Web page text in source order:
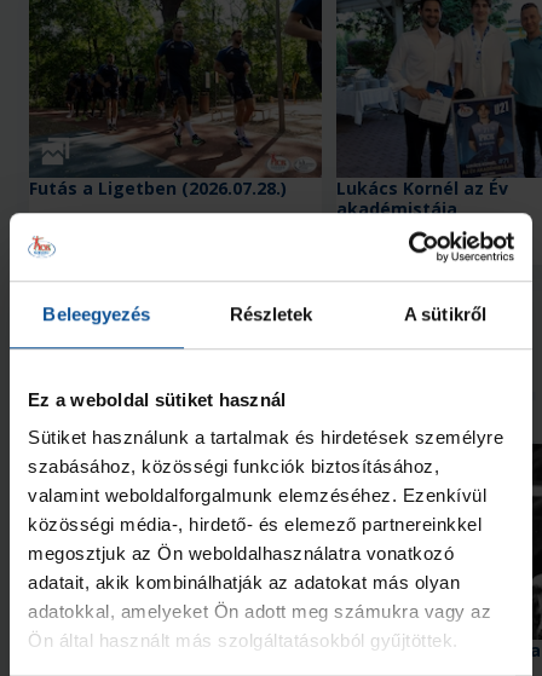
Beleegyezés Részletek A sütikről
Ez a weboldal sütiket használ
Sütiket használunk a tartalmak és hirdetések személyre
szabásához, közösségi funkciók biztosításához,
valamint weboldalforgalmunk elemzéséhez. Ezenkívül
közösségi média-, hirdető- és elemező partnereinkkel
megosztjuk az Ön weboldalhasználatra vonatkozó
adatait, akik kombinálhatják az adatokat más olyan
adatokkal, amelyeket Ön adott meg számukra vagy az
Ön által használt más szolgáltatásokból gyűjtöttek.
Megnézem az összeset
Galéria
NB I
Futás a Ligetben (2026.07.28.)
2026. jún. 20.
Lukács Kornél az Év
akadémistája
További friss hírek
Videó
Érkezik a #kékek 204. része
Szabó „Sonka” Lászlóra
szavazhatunk